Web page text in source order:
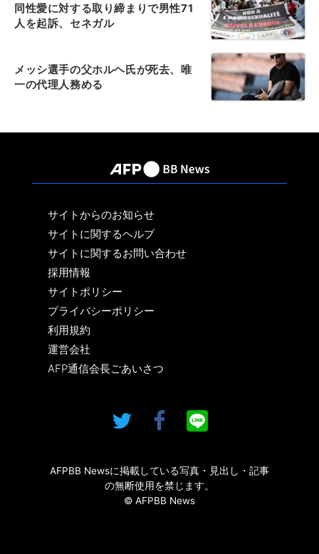
同性愛に対する取り締まりで男性71
人を起訴、セネガル
メッシ選手の父ホルヘ氏が死去、唯
一の代理人務める
サイトからのお知らせ
サイトに関するヘルプ
サイトに関するお問い合わせ
採用情報
サイトポリシー
プライバシーポリシー
利用規約
運営会社
AFP通信会長ごあいさつ
AFPBB Newsに掲載している写真・見出し・記事
の無断使用を禁じます。
© AFPBB News